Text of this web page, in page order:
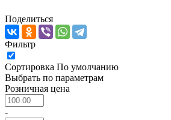
Поделиться
Фильтр
Сортировка По умолчанию
Выбрать по параметрам
Розничная цена
-